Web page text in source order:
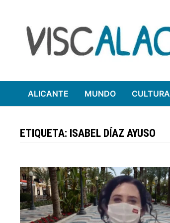
contenido
ALICANTE MUNDO CULTURA
ETIQUETA: ISABEL DÍAZ AYUSO